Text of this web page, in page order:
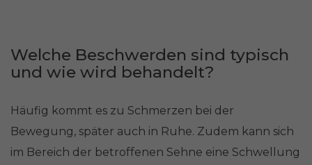
Welche Beschwerden sind typisch
und wie wird behandelt?
Häufig kommt es zu Schmerzen bei der
Bewegung, später auch in Ruhe. Zudem kann sich
im Bereich der betroffenen Sehne eine Schwellung